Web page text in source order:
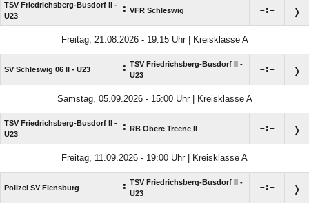
TSV Friedrichsberg-Busdorf II -
U23
: VFR Schleswig :
Freitag, 21.08.2026 - 19:15 Uhr | Kreisklasse A
SV Schleswig 06 II - U23 : TSV Friedrichsberg-Busdorf II -
U23
:
Samstag, 05.09.2026 - 15:00 Uhr | Kreisklasse A
TSV Friedrichsberg-Busdorf II -
U23
: RB Obere Treene II :
Freitag, 11.09.2026 - 19:00 Uhr | Kreisklasse A
Polizei SV Flensburg : TSV Friedrichsberg-Busdorf II -
U23
: